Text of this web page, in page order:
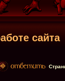
сайта